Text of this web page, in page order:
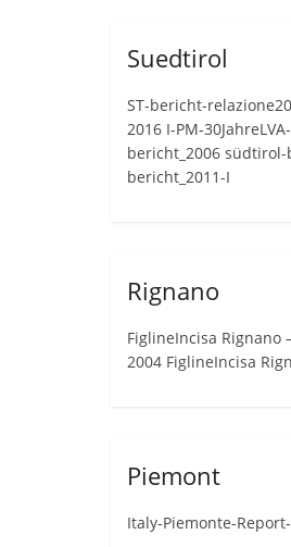
Suedtirol
ST-bericht-
2016 I-PM-
bericht_2006
bericht_2011-I
Rignano
FiglineIncisa Rignano
2004 FiglineIncisa
Piemont
Italy-Piemonte-